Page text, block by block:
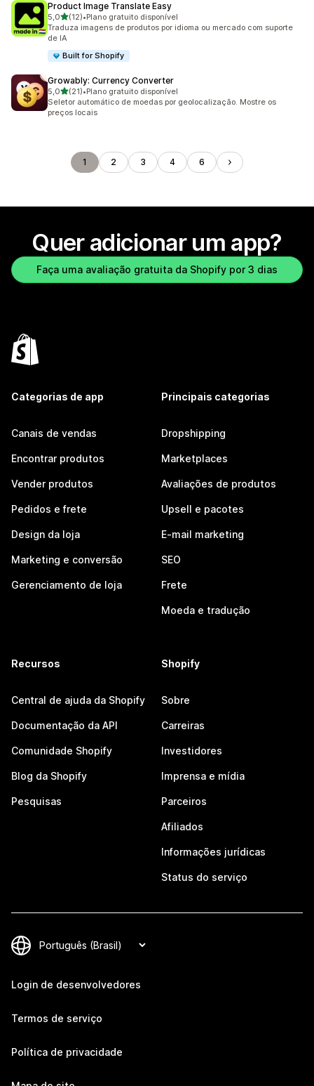
Product Image Translate Easy
5,0de 5 estrelas
(12)
12 avaliações ao todo
•Plano gratuito disponível
Traduza imagens de produtos por idioma ou mercado com suporte
de IA
Built for Shopify
Growably: Currency Converter
5,0de 5 estrelas
(21)
21 avaliações ao todo
•Plano gratuito disponível
Seletor automático de moedas por geolocalização. Mostre os
preços locais
1 2 3 4 6
Quer adicionar um app?
Faça uma avaliação gratuita da Shopify por 3 dias
Categorias de app
Canais de vendas
Encontrar produtos
Vender produtos
Pedidos e frete
Design da loja
Marketing e conversão
Gerenciamento de loja
Principais categorias
Dropshipping
Marketplaces
Avaliações de produtos
Upsell e pacotes
E-mail marketing
SEO
Frete
Moeda e tradução
Recursos
Central de ajuda da Shopify
Documentação da API
Comunidade Shopify
Blog da Shopify
Pesquisas
Shopify
Sobre
Carreiras
Investidores
Imprensa e mídia
Parceiros
Afiliados
Informações jurídicas
Status do serviço
Login de desenvolvedores
Termos de serviço
Política de privacidade